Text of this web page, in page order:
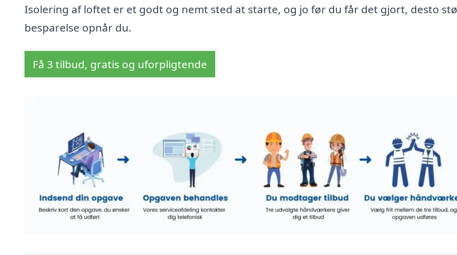
Isolering af loftet er et godt og nemt sted at starte, og jo før du får det gjort, desto
besparelse opnår du.
Få 3 tilbud, gratis og uforpligtende